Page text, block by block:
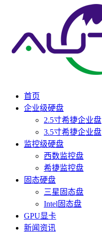
首页
企业级硬盘
2.5寸希捷企业盘
3.5寸希捷企业盘
监控级硬盘
西数监控盘
希捷监控盘
固态硬盘
三星固态盘
Intel固态盘
GPU显卡
新闻资讯